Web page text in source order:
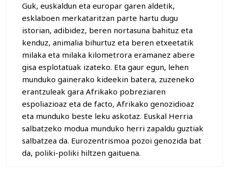
Guk, euskaldun eta europar garen aldetik,
esklaboen merkataritzan parte hartu dugu
istorian, adibidez, beren nortasuna bahituz eta
kenduz, animalia bihurtuz eta beren etxeetatik
milaka eta milaka kilometrora eramanez abere
gisa esplotatuak izateko. Eta gaur egun, lehen
munduko gainerako kideekin batera, zuzeneko
erantzuleak gara Afrikako pobreziaren
espoliazioaz eta de facto, Afrikako genozidioaz
eta munduko beste leku askotaz. Euskal Herria
salbatzeko modua munduko herri zapaldu guztiak
salbatzea da. Eurozentrismoa pozoi genozida bat
da, poliki-poliki hiltzen gaituena.